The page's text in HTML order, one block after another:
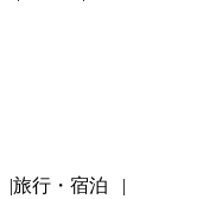
旅行・宿泊